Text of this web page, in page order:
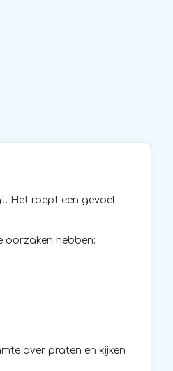
Het roept een gevoel
oorzaken hebben:
over praten en kijken